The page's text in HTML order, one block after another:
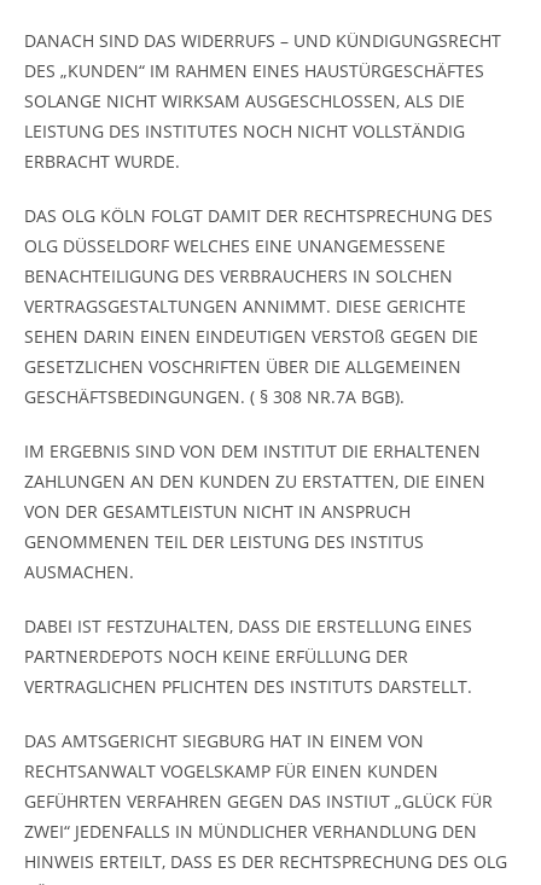
DANACH SIND DAS WIDERRUFS – UND KÜNDIGUNGSRECHT
DES „KUNDEN“ IM RAHMEN EINES HAUSTÜRGESCHÄFTES
SOLANGE NICHT WIRKSAM AUSGESCHLOSSEN, ALS DIE
LEISTUNG DES INSTITUTES NOCH NICHT VOLLSTÄNDIG
ERBRACHT WURDE.
DAS OLG KÖLN FOLGT DAMIT DER RECHTSPRECHUNG DES
OLG DÜSSELDORF WELCHES EINE UNANGEMESSENE
BENACHTEILIGUNG DES VERBRAUCHERS IN SOLCHEN
VERTRAGSGESTALTUNGEN ANNIMMT. DIESE GERICHTE
SEHEN DARIN EINEN EINDEUTIGEN VERSTOß GEGEN DIE
GESETZLICHEN VOSCHRIFTEN ÜBER DIE ALLGEMEINEN
GESCHÄFTSBEDINGUNGEN. ( § 308 NR.7A BGB).
IM ERGEBNIS SIND VON DEM INSTITUT DIE ERHALTENEN
ZAHLUNGEN AN DEN KUNDEN ZU ERSTATTEN, DIE EINEN
VON DER GESAMTLEISTUN NICHT IN ANSPRUCH
GENOMMENEN TEIL DER LEISTUNG DES INSTITUS
AUSMACHEN.
DABEI IST FESTZUHALTEN, DASS DIE ERSTELLUNG EINES
PARTNERDEPOTS NOCH KEINE ERFÜLLUNG DER
VERTRAGLICHEN PFLICHTEN DES INSTITUTS DARSTELLT.
DAS AMTSGERICHT SIEGBURG HAT IN EINEM VON
RECHTSANWALT VOGELSKAMP FÜR EINEN KUNDEN
GEFÜHRTEN VERFAHREN GEGEN DAS INSTIUT „GLÜCK FÜR
ZWEI“ JEDENFALLS IN MÜNDLICHER VERHANDLUNG DEN
HINWEIS ERTEILT, DASS ES DER RECHTSPRECHUNG DES OLG